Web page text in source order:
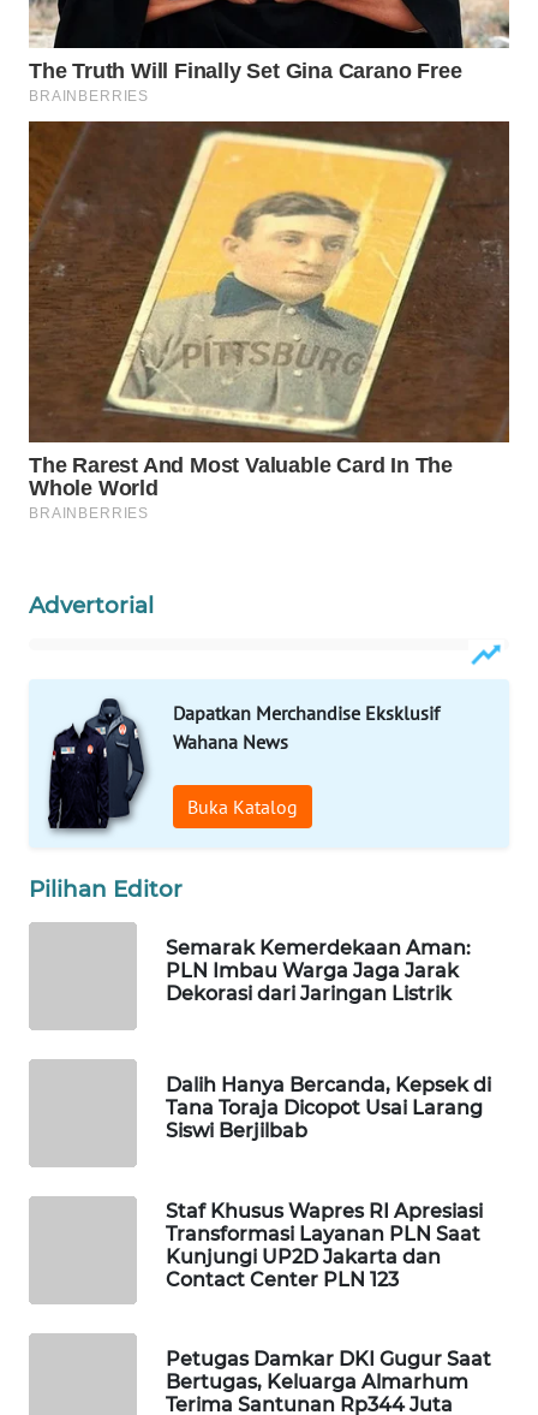
Advertorial
Dapatkan Merchandise Eksklusif
Wahana News
Buka Katalog
Pilihan Editor
Semarak Kemerdekaan Aman:
PLN Imbau Warga Jaga Jarak
Dekorasi dari Jaringan Listrik
Dalih Hanya Bercanda, Kepsek di
Tana Toraja Dicopot Usai Larang
Siswi Berjilbab
Staf Khusus Wapres RI Apresiasi
Transformasi Layanan PLN Saat
Kunjungi UP2D Jakarta dan
Contact Center PLN 123
Petugas Damkar DKI Gugur Saat
Bertugas, Keluarga Almarhum
Terima Santunan Rp344 Juta
WAHANA
WAHANANEWS
ID
WAHANANEWS
CO ID
WAHANANEWS
NET
WAHANA
WAHANA
UMKM
WAHANA
OTOMOTIF
WAHANA
HEALTH
WAHANA
DESA
KELISTRIKAN